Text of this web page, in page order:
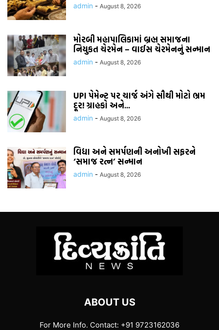
admin - August 8, 2026
મોરબી મહાપાલિકામાં બ્રહ્મ સમાજના
નિયુકત ચેરમેન – વાઈસ ચેરમેનનું સન્માન
admin - August 8, 2026
UPI પેમેન્ટ પર ચાર્જ અંગે સૌથી મોટો ભ્રમ
દૂર! ગ્રાહકો અને...
admin - August 8, 2026
વિદ્યા અને સમર્પણની અનોખી સફરને
‘સમાજ રત્ન’ સન્માન
admin - August 8, 2026
ABOUT US
For More Info. Contact: +91 9723162036